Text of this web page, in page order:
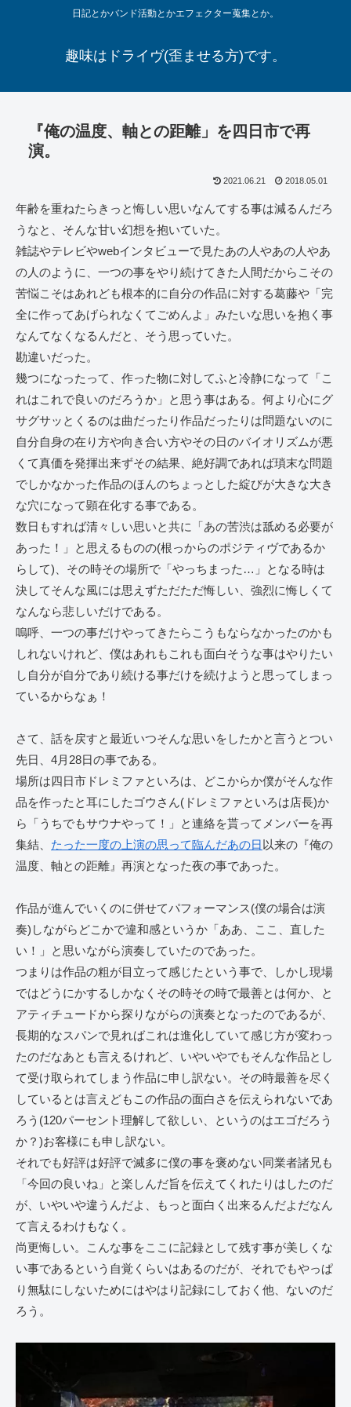
日記とかバンド活動とかエフェクター蒐集とか。
趣味はドライヴ(歪ませる方)です。
『俺の温度、軸との距離」を四日市で再
演。
2021.06.21 2018.05.01
年齢を重ねたらきっと悔しい思いなんてする事は減るんだろ
うなと、そんな甘い幻想を抱いていた。
雑誌やテレビやwebインタビューで見たあの人やあの人やあ
の人のように、一つの事をやり続けてきた人間だからこその
苦悩こそはあれども根本的に自分の作品に対する葛藤や「完
全に作ってあげられなくてごめんよ」みたいな思いを抱く事
なんてなくなるんだと、そう思っていた。
勘違いだった。
幾つになったって、作った物に対してふと冷静になって「こ
れはこれで良いのだろうか」と思う事はある。何より心にグ
サグサッとくるのは曲だったり作品だったりは問題ないのに
自分自身の在り方や向き合い方やその日のバイオリズムが悪
くて真価を発揮出来ずその結果、絶好調であれば瑣末な問題
でしかなかった作品のほんのちょっとした綻びが大きな大き
な穴になって顕在化する事である。
数日もすれば清々しい思いと共に「あの苦渋は舐める必要が
あった！」と思えるものの(根っからのポジティヴであるか
らして)、その時その場所で「やっちまった…」となる時は
決してそんな風には思えずただただ悔しい、強烈に悔しくて
なんなら悲しいだけである。
嗚呼、一つの事だけやってきたらこうもならなかったのかも
しれないけれど、僕はあれもこれも面白そうな事はやりたい
し自分が自分であり続ける事だけを続けようと思ってしまっ
ているからなぁ！
さて、話を戻すと最近いつそんな思いをしたかと言うとつい
先日、4月28日の事である。
場所は四日市ドレミファといろは、どこからか僕がそんな作
品を作ったと耳にしたゴウさん(ドレミファといろは店長)か
ら「うちでもサウナやって！」と連絡を貰ってメンバーを再
集結、 たった一度の上演の思って臨んだあの日 以来の『俺の
温度、軸との距離』再演となった夜の事であった。
作品が進んでいくのに併せてパフォーマンス(僕の場合は演
奏)しながらどこかで違和感というか「ああ、ここ、直した
い！」と思いながら演奏していたのであった。
つまりは作品の粗が目立って感じたという事で、しかし現場
ではどうにかするしかなくその時その時で最善とは何か、と
アティチュードから探りながらの演奏となったのであるが、
長期的なスパンで見ればこれは進化していて感じ方が変わっ
たのだなあとも言えるけれど、いやいやでもそんな作品とし
て受け取られてしまう作品に申し訳ない。その時最善を尽く
しているとは言えどもこの作品の面白さを伝えられないであ
ろう(120パーセント理解して欲しい、というのはエゴだろう
か？)お客様にも申し訳ない。
それでも好評は好評で滅多に僕の事を褒めない同業者諸兄も
「今回の良いね」と楽しんだ旨を伝えてくれたりはしたのだ
が、いやいや違うんだよ、もっと面白く出来るんだよだなん
て言えるわけもなく。
尚更悔しい。こんな事をここに記録として残す事が美しくな
い事であるという自覚くらいはあるのだが、それでもやっぱ
り無駄にしないためにはやはり記録にしておく他、ないのだ
ろう。